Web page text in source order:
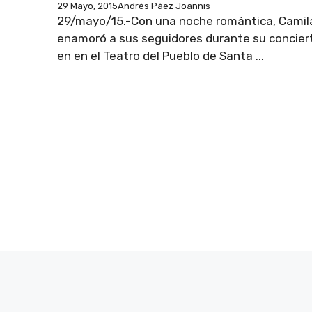
29 Mayo, 2015Andrés Páez Joannis
29/mayo/15.-Con una noche romántica,
enamoró a sus seguidores durante su
en en el Teatro del Pueblo de Santa ...